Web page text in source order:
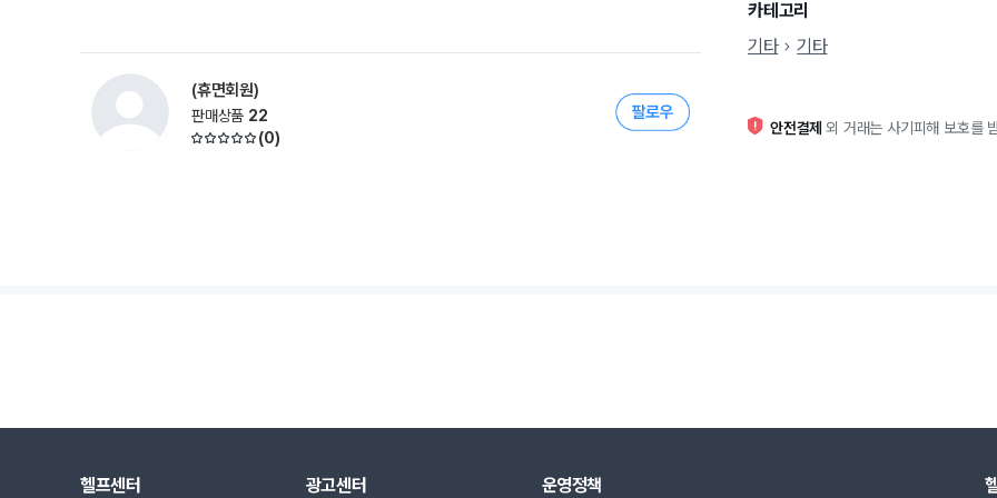
(휴면회원)
판매상품 22
(0)
카테고리
기타
기타
안전결제 외 거래는 사기피해 보호를
헬프센터 광고센터 운영정책